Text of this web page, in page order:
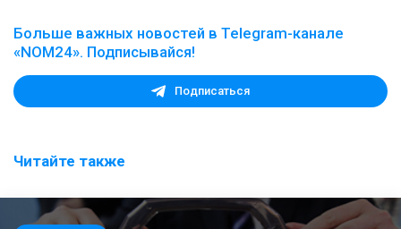
Больше важных новостей в Telegram-канале
«NOM24». Подписывайся!
Подписаться
Читайте также